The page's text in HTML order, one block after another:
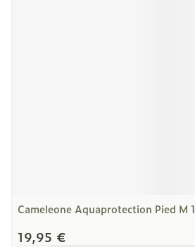
Cameleone Aquaprotection Pied M 1
19,95 €